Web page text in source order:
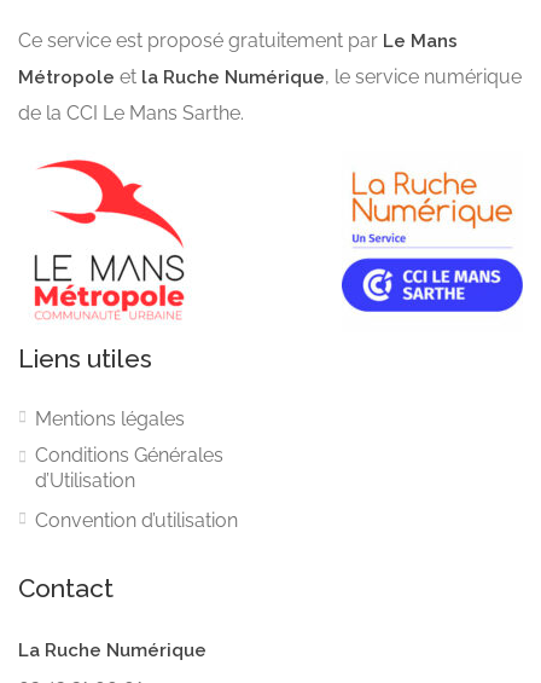
Ce service est proposé gratuitement par Le Mans
Métropole et la Ruche Numérique, le service numérique
de la CCI Le Mans Sarthe.
Liens utiles
Mentions légales
Conditions Générales
d’Utilisation
Convention d’utilisation
Contact
La Ruche Numérique